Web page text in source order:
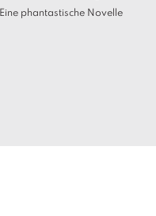
Eine phantastische Novelle